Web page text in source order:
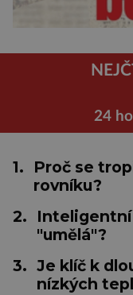
24
1.
Proč se
rovníku?
2.
Inteligentní
"umělá"?
3. Je klíč k
nízkých